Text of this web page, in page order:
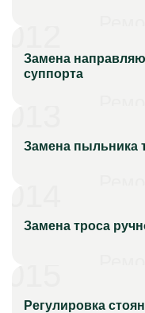
Замена
суппорта
Замена пыльника
Замена троса
Регулировка